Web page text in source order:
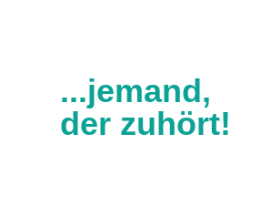
...jemand,
der zuhört!